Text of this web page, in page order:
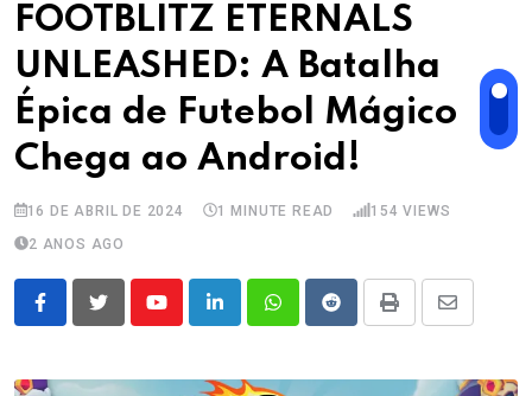
FOOTBLITZ ETERNALS
UNLEASHED: A Batalha
Épica de Futebol Mágico
Chega ao Android!
16 DE ABRIL DE 2024 1 MINUTE READ 154 VIEWS
2 ANOS AGO
YoutubeLinkedInWhatsappRedditPrint
Share
Email